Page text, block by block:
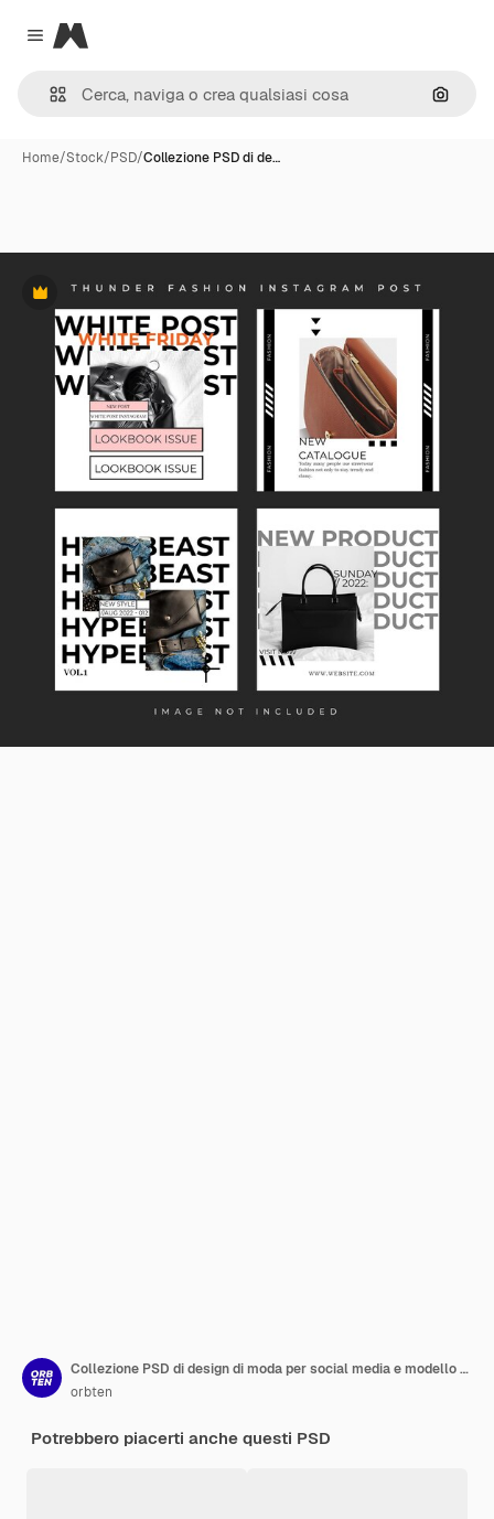
Close menu
Magnific
Cerca
Home/Stock/PSD/Collezione PSD di de…
Premium
Collezione PSD di design di moda per social media e modello di post Instagram
orbten
Potrebbero piacerti anche questi PSD